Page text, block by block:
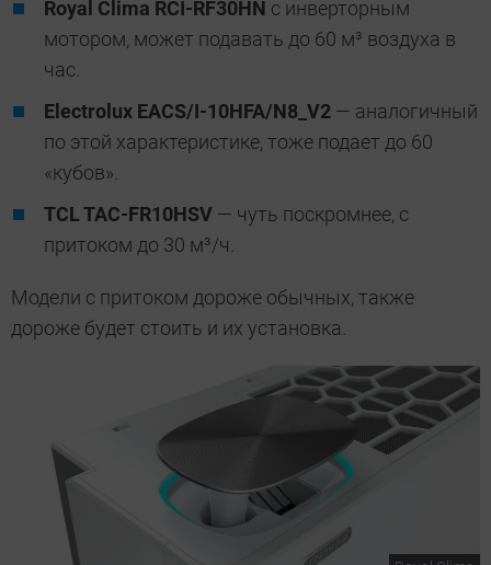
Royal Clima RCI-RF30HN с инверторным
мотором, может подавать до 60 м³ воздуха в
час.
Electrolux EACS/I-10HFA/N8_V2 — аналогичный
по этой характеристике, тоже подает до 60
«кубов».
TCL TAC-FR10HSV — чуть поскромнее, с
притоком до 30 м³/ч.
Модели с притоком дороже обычных, также
дороже будет стоить и их установка.